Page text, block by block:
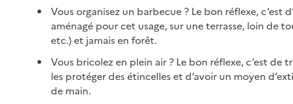
Vous organisez un barbecue ? Le bon réflexe, c’est
aménagé pour cet usage, sur une terrasse, loin de
etc.) et jamais en forêt.
Vous bricolez en plein air ? Le bon réflexe, c’est de
les protéger des étincelles et d’avoir un moyen
de main.